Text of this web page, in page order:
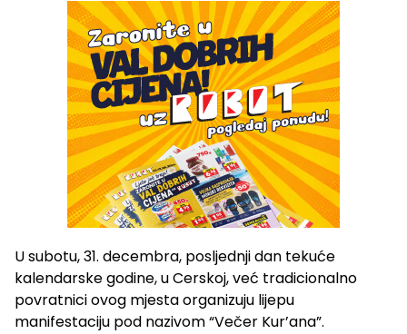
U subotu, 31. decembra, posljednji dan tekuće
kalendarske godine, u Cerskoj, već tradicionalno
povratnici ovog mjesta organizuju lijepu
manifestaciju pod nazivom “Večer Kur’ana”.